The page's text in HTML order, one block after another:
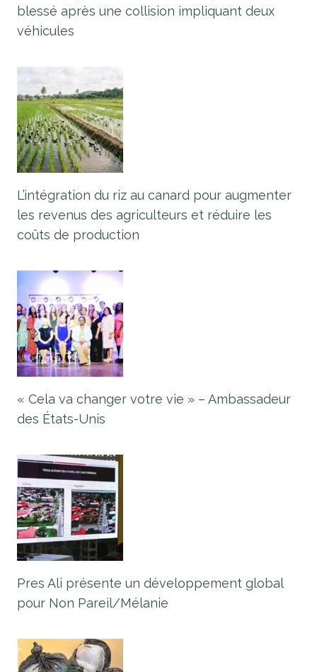
blessé après une collision impliquant deux
véhicules
L’intégration du riz au canard pour augmenter
les revenus des agriculteurs et réduire les
coûts de production
« Cela va changer votre vie » – Ambassadeur
des États-Unis
Pres Ali présente un développement global
pour Non Pareil/Mélanie